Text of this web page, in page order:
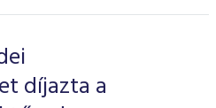
díjazta a